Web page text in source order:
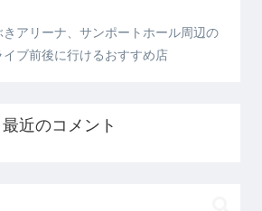
きアリーナ、サンポートホール周辺の
ブ前後に行けるおすすめ店
最近のコメント